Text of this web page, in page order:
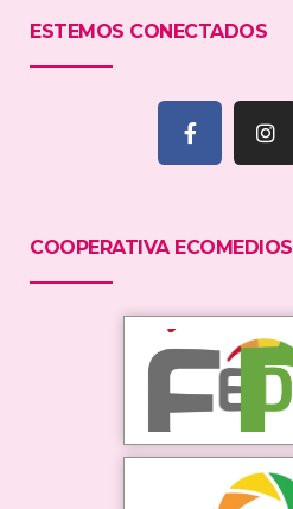
ESTEMOS CONECTADOS
COOPERATIVA ECOMEDIOS